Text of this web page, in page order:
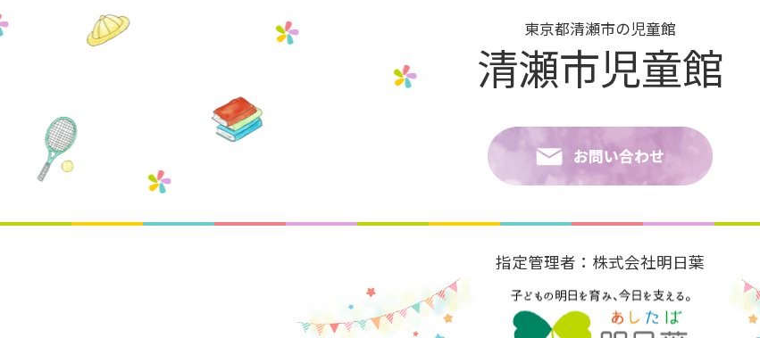
東京都清瀬市の児童館
清瀬市児童館
指定管理者：株式会社明日葉